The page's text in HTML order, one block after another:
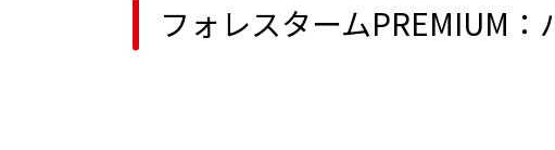
フォレスタームPREMIUM：